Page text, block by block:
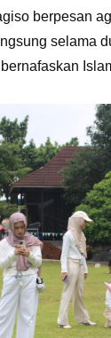
berpesan
selama